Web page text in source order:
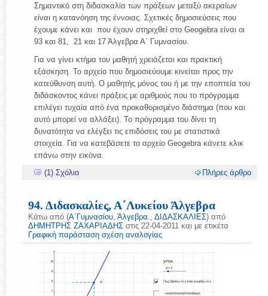
Σημαντικό στη διδασκαλία των πράξεων μεταξύ ακεραίων
είναι η κατανόηση της έννοιας. Σχετικές δημοσιεύσεις που
έχουμε κάνει και που έχουν στηριχθεί στο Geogebra είναι οι
93 και 81, 21 και 17 Άλγεβρα Α΄ Γυμνασίου.
Για να γίνει κτήμα του μαθητή χρειάζεται και πρακτική
εξάσκηση. Το αρχείο που δημοσιεύουμε κινείται προς την
κατεύθυνση αυτή. Ο μαθητής μόνος του ή με την εποπτεία του
διδάσκοντος κάνει πράξεις με αριθμούς που το πρόγραμμα
επιλέγει τυχαία από ένα προκαθορισμένο διάστημα (που και
αυτό μπορεί να αλλάξει). Το πρόγραμμα του δίνει τη
δυνατότητα να ελέγξει τις επιδόσεις του με στατιστικά
στοιχεία. Για να κατεβάσετε το αρχείο Geogebra κάνετε κλικ
επάνω στην εικόνα.
(1) Σχόλιο
Πλήρες άρθρο
94. Διδασκαλίες, Α΄Λυκείου Άλγεβρα
Κάτω από (Α΄Γυμνασίου Άλγεβρα. ΔΙΔΑΣΚΑΛΙΕΣ) από
ΔΗΜΗΤΡΗΣ ΖΑΧΑΡΙΑΔΗΣ στις 22-04-2011 και με ετικέτα
Γραφική παράσταση σχέση αναλογίας